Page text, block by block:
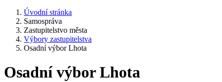
Úvodní stránka
Samospráva
Zastupitelstvo města
Výbory zastupitelstva
Osadní výbor Lhota
Osadní výbor Lhota